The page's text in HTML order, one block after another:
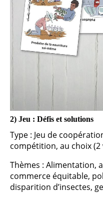
2) Jeu : Défis et solutions
Type : Jeu de
compétition, au choix
Thèmes : Alimentation,
commerce équitable,
disparition d’insectes,